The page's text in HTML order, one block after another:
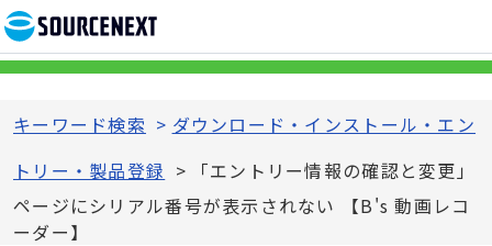
キーワード検索 > ダウンロード・インストール・エン
トリー・製品登録 >
「エントリー情報の確認と変更」
ページにシリアル番号が表示されない 【B's 動画レコ
ーダー】